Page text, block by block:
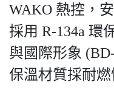
WAKO 熱控，
採用 R-134a 環
與國際形象
保溫材質採耐燃